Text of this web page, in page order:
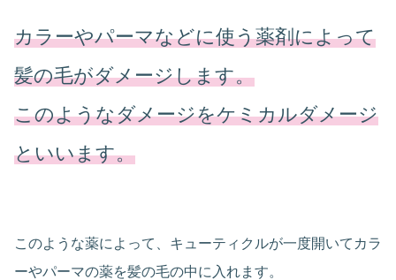
カラーやパーマなどに使う薬剤によって
髪の毛がダメージします。
このようなダメージをケミカルダメージ
といいます。
このような薬によって、キューティクルが一度開いてカラ
ーやパーマの薬を髪の毛の中に入れます。